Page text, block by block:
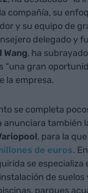
compañía, su
y su equipo de
delegado y
Wang, ha
“una gran
la empresa.
se completa
anunciara también
, para la
de euros.
se especializa
de suelos
parques